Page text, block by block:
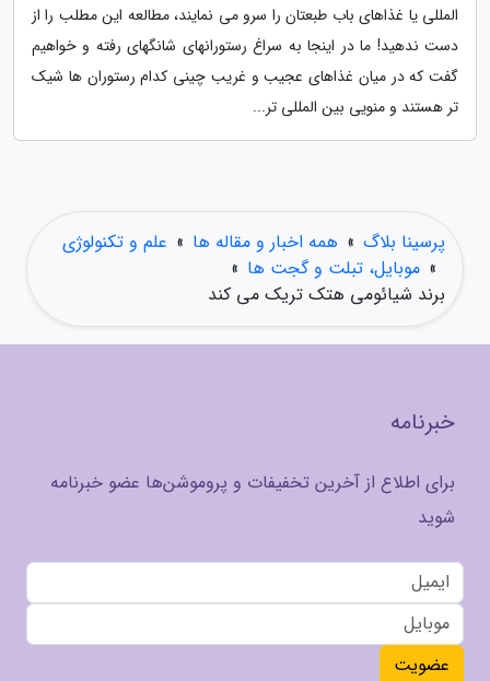
المللی یا غذاهای باب طبعتان را سرو می نمایند، مطالعه این مطلب را از
دست ندهید! ما در اینجا به سراغ رستورانهای شانگهای رفته و خواهیم
گفت که در میان غذاهای عجیب و غریب چینی کدام رستوران ها شیک
تر هستند و منویی بین المللی تر...
پرسینا بلاگ » همه اخبار و مقاله ها » علم و تکنولوژی
» موبایل، تبلت و گجت ها »
برند شیائومی هتک تریک می کند
خبرنامه
برای اطلاع از آخرین تخفیفات و پروموشن‌ها عضو خبرنامه
شوید
عضویت